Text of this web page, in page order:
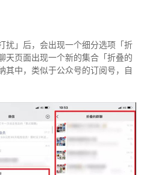
扰」后，会出现一个细分选项「折
天页面出现一个新的集合「折叠的
其中，类似于公众号的订阅号，自